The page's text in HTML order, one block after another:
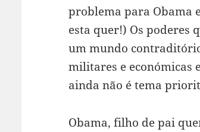
problema para Obama
esta quer!) Os poderes
um mundo
militares e económicas
ainda não é tema
Obama, filho de pai